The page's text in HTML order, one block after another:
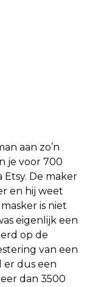
aan zo’n
je voor 700
De maker
en hij weet
is niet
eigenlijk een
op de
van een
er dus een
dan 3500